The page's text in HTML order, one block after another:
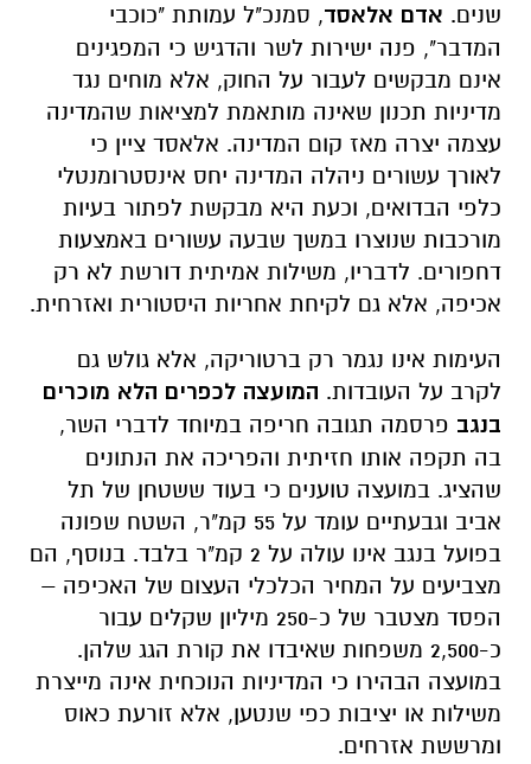
שנים. אדם אלאסד, סמנכ"ל עמותת "כוכבי
המדבר", פנה ישירות לשר והדגיש כי המפגינים
אינם מבקשים לעבור על החוק, אלא מוחים נגד
מדיניות תכנון שאינה מותאמת למציאות שהמדינה
עצמה יצרה מאז קום המדינה. אלאסד ציין כי
לאורך עשורים ניהלה המדינה יחס אינסטרומנטלי
כלפי הבדואים, וכעת היא מבקשת לפתור בעיות
מורכבות שנוצרו במשך שבעה עשורים באמצעות
דחפורים. לדבריו, משילות אמיתית דורשת לא רק
אכיפה, אלא גם לקיחת אחריות היסטורית ואזרחית.
העימות אינו נגמר רק ברטוריקה, אלא גולש גם
לקרב על העובדות. המועצה לכפרים הלא מוכרים
בנגב פרסמה תגובה חריפה במיוחד לדברי השר,
בה תקפה אותו חזיתית והפריכה את הנתונים
שהציג. במועצה טוענים כי בעוד ששטחן של תל
אביב וגבעתיים עומד על 55 קמ"ר, השטח שפונה
בפועל בנגב אינו עולה על 2 קמ"ר בלבד. בנוסף, הם
מצביעים על המחיר הכלכלי העצום של האכיפה –
הפסד מצטבר של כ-250 מיליון שקלים עבור
כ-2,500 משפחות שאיבדו את קורת הגג שלהן.
במועצה הבהירו כי המדיניות הנוכחית אינה מייצרת
משילות או יציבות כפי שנטען, אלא זורעת כאוס
ומרששת אזרחים.